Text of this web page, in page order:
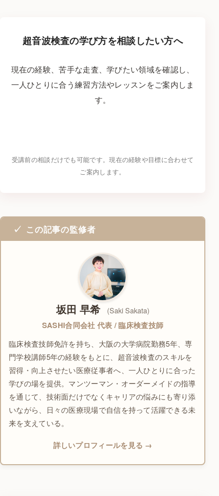
超音波検査の学び方を相談したい方へ
現在の経験、苦手な走査、学びたい領域を確認し、
一人ひとりに合う練習方法やレッスンをご案内しま
す。
受講前の相談だけでも可能です。現在の経験や目標に合わせて
ご案内します。
この記事の監修者
坂田 早希 (Saki Sakata)
SASHI合同会社 代表 / 臨床検査技師
臨床検査技師免許を持ち、大阪の大学病院勤務5年、専
門学校講師5年の経験をもとに、超音波検査のスキルを
習得・向上させたい医療従事者へ、一人ひとりに合った
学びの場を提供。マンツーマン・オーダーメイドの指導
を通じて、技術面だけでなくキャリアの悩みにも寄り添
いながら、日々の医療現場で自信を持って活躍できる未
来を支えている。
詳しいプロフィールを見る